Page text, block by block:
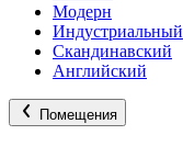
Модерн
Индустриальный
Скандинавский
Английский
Помещения